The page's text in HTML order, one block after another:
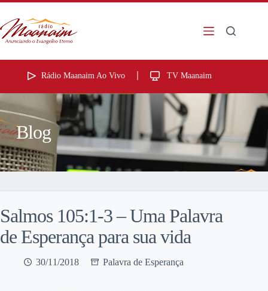
Rádio Maanaim Ao Vivo TV Maanaim
Blog
Salmos 105:1-3 – Uma Palavra
de Esperança para sua vida
30/11/2018 Palavra de Esperança